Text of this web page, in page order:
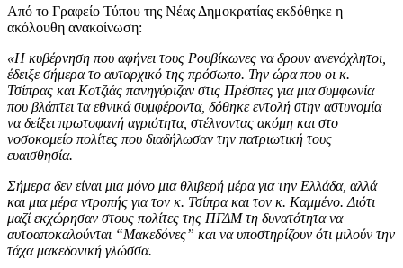
Από το Γραφείο Τύπου της Νέας Δημοκρατίας εκδόθηκε η
ακόλουθη ανακοίνωση:
«Η κυβέρνηση που αφήνει τους Ρουβίκωνες να δρουν ανενόχλητοι,
έδειξε σήμερα το αυταρχικό της πρόσωπο. Την ώρα που οι κ.
Τσίπρας και Κοτζιάς πανηγύριζαν στις Πρέσπες για μια συμφωνία
που βλάπτει τα εθνικά συμφέροντα, δόθηκε εντολή στην αστυνομία
να δείξει πρωτοφανή αγριότητα, στέλνοντας ακόμη και στο
νοσοκομείο πολίτες που διαδήλωσαν την πατριωτική τους
ευαισθησία.
Σήμερα δεν είναι μια μόνο μια θλιβερή μέρα για την Ελλάδα, αλλά
και μια μέρα ντροπής για τον κ. Τσίπρα και τον κ. Καμμένο. Διότι
μαζί εκχώρησαν στους πολίτες της ΠΓΔΜ τη δυνατότητα να
αυτοαποκαλούνται “Μακεδόνες” και να υποστηρίζουν ότι μιλούν την
τάχα μακεδονική γλώσσα.